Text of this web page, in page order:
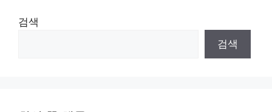
검색
검색